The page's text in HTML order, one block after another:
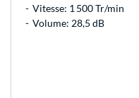
Vitesse: 1 500 Tr/min
Volume: 28,5 dB